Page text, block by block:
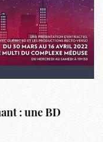
: une BD